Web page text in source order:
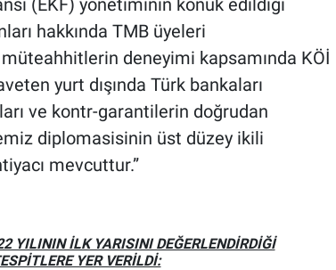
hakkında TMB üyeleri
deneyimi kapsamında KÖİ
yurt dışında Türk bankaları
ve kontr-garantilerin doğrudan
diplomasisinin üst düzey ikili
mevcuttur.”
YILININ İLK YARISINI DEĞERLENDİRDİĞİ
YER VERİLDİ: